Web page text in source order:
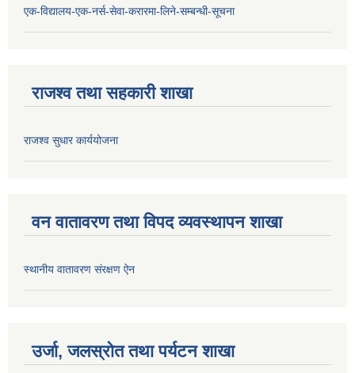
एक-विद्यालय-एक-नर्स-सेवा-करारमा-लिने-सम्बन्धी-सूचना
राजश्व तथा सहकारी शाखा
राजश्व सुधार कार्ययोजना
वन वातावरण तथा विपद व्यवस्थापन शाखा
स्थानीय वातावरण संरक्षण ऐन
उर्जा, जलस्रोत तथा पर्यटन शाखा